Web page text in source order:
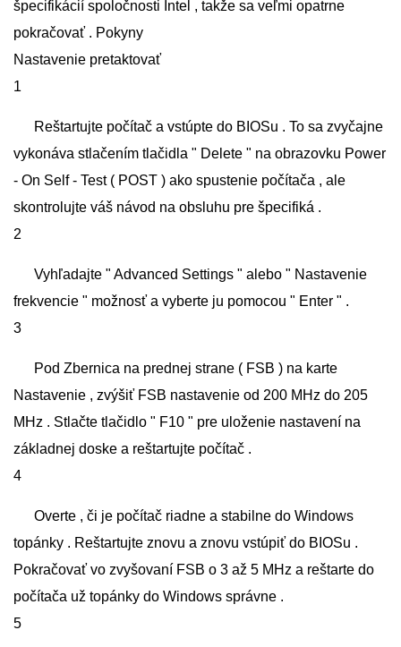
špecifikácií spoločnosti Intel , takže sa veľmi opatrne
pokračovať . Pokyny
Nastavenie pretaktovať
1
Reštartujte počítač a vstúpte do BIOSu . To sa zvyčajne
vykonáva stlačením tlačidla " Delete " na obrazovku Power
- On Self - Test ( POST ) ako spustenie počítača , ale
skontrolujte váš návod na obsluhu pre špecifiká .
2
Vyhľadajte " Advanced Settings " alebo " Nastavenie
frekvencie " možnosť a vyberte ju pomocou " Enter " .
3
Pod Zbernica na prednej strane ( FSB ) na karte
Nastavenie , zvýšiť FSB nastavenie od 200 MHz do 205
MHz . Stlačte tlačidlo " F10 " pre uloženie nastavení na
základnej doske a reštartujte počítač .
4
Overte , či je počítač riadne a stabilne do Windows
topánky . Reštartujte znovu a znovu vstúpiť do BIOSu .
Pokračovať vo zvyšovaní FSB o 3 až 5 MHz a reštarte do
počítača už topánky do Windows správne .
5